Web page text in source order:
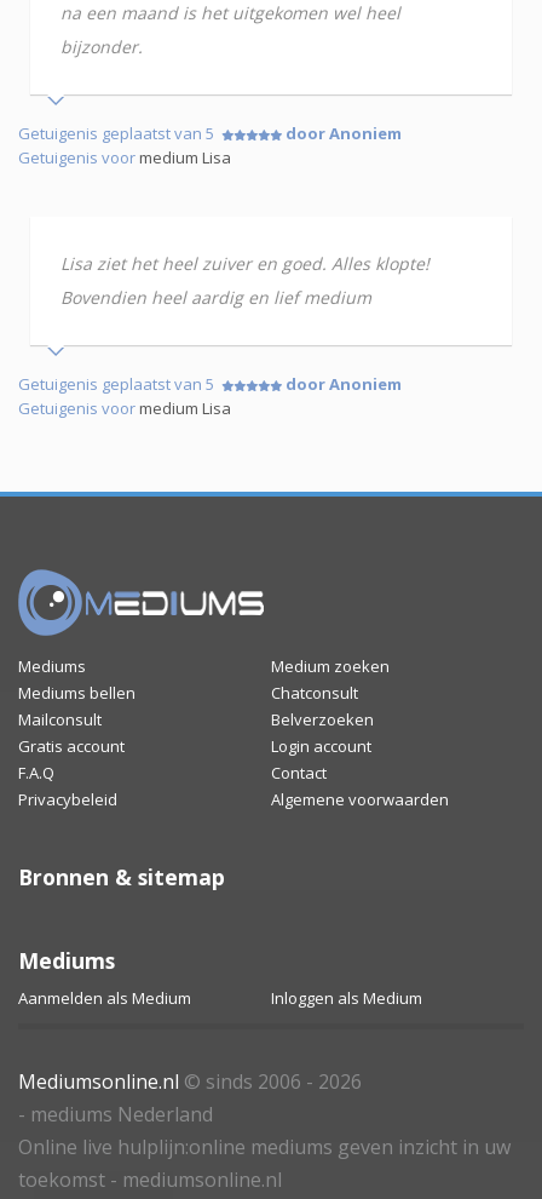
na een maand is het uitgekomen wel heel
bijzonder.
Getuigenis geplaatst van 5
door Anoniem
Getuigenis voormedium Lisa
Lisa ziet het heel zuiver en goed. Alles klopte!
Bovendien heel aardig en lief medium
Getuigenis geplaatst van 5
door Anoniem
Getuigenis voormedium Lisa
Mediums
Medium zoeken
Mediums bellen
Chatconsult
Mailconsult
Belverzoeken
Gratis account
Login account
F.A.Q
Contact
Privacybeleid
Algemene voorwaarden
Bronnen & sitemap
Mediums
Aanmelden als Medium Inloggen als Medium
Mediumsonline.nl © sinds 2006 - 2026
- mediums Nederland
Online live hulplijn:online mediums geven inzicht in uw
toekomst - mediumsonline.nl